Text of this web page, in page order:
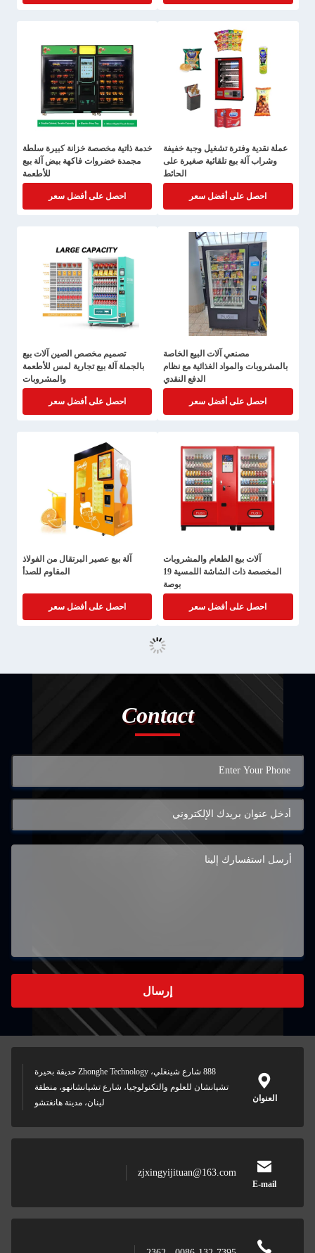
عملة نقدية وفترة تشغيل وجبة خفيفة
وشراب آلة بيع تلقائية صغيرة على
الحائط
احصل على أفضل سعر
خدمة ذاتية مخصصة خزانة كبيرة سلطة
مجمدة خضروات فاكهة بيض آلة بيع
للأطعمة
احصل على أفضل سعر
مصنعي آلات البيع الخاصة
بالمشروبات والمواد الغذائية مع نظام
الدفع النقدي
احصل على أفضل سعر
تصميم مخصص الصين آلات بيع
بالجملة آلة بيع تجارية لمس للأطعمة
والمشروبات
احصل على أفضل سعر
آلات بيع الطعام والمشروبات
المخصصة ذات الشاشة اللمسية 19
بوصة
احصل على أفضل سعر
آلة بيع عصير البرتقال من الفولاذ
المقاوم للصدأ
احصل على أفضل سعر
Contact
إرسال
العنوان
888 شارع شينغلي، Zhonghe Technology حديقة بحيرة
تشيانشان للعلوم والتكنولوجيا، شارع تشيانشانهو، منطقة
لينان، مدينة هانغتشو
E-mail
zjxingyijituan@163.com